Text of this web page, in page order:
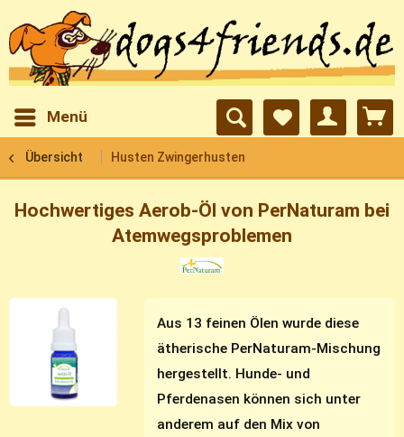
Menü
Übersicht Husten Zwingerhusten
Hochwertiges Aerob-Öl von PerNaturam bei
Atemwegsproblemen
Aus 13 feinen Ölen wurde diese
ätherische PerNaturam-Mischung
hergestellt. Hunde- und
Pferdenasen können sich unter
anderem auf den Mix von